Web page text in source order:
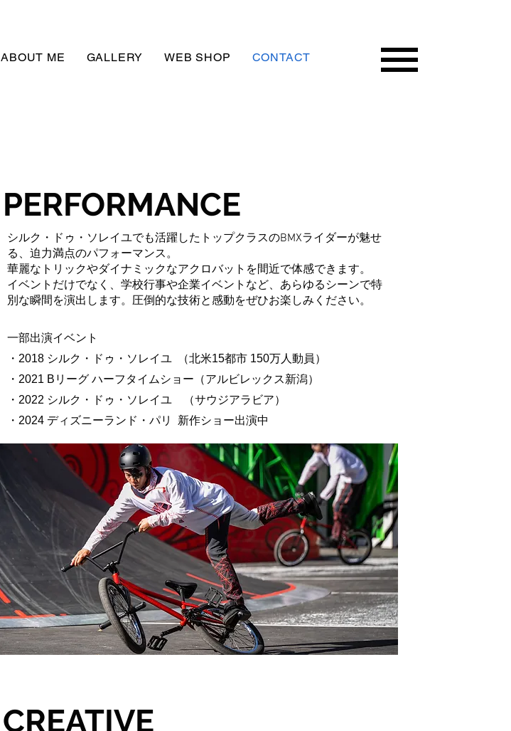
ABOUT ME GALLERY WEB SHOP CONTACT
PERFORMANCE
シルク・ドゥ・ソレイユでも活躍したトップクラスのBMXライダーが魅せ
る、迫力満点のパフォーマンス。
華麗なトリックやダイナミックなアクロバットを間近で体感できます。
イベントだけでなく、学校行事や企業イベントなど、あらゆるシーンで特
別な瞬間を演出します。圧倒的な技術と感動をぜひお楽しみください。
一部出演イベント
・2018 シルク・ドゥ・ソレイユ （北米15都市 150万人動員）
・2021 Bリーグ ハーフタイムショー（アルビレックス新潟）
・2022 シルク・ドゥ・ソレイユ （サウジアラビア）
・2024 ディズニーランド・パリ 新作ショー出演中
CREATIVE